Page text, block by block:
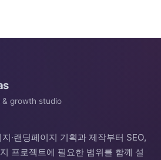
growth studio
·랜딩페이지 기획과 제작부터 SEO,
프로젝트에 필요한 범위를 함께 설